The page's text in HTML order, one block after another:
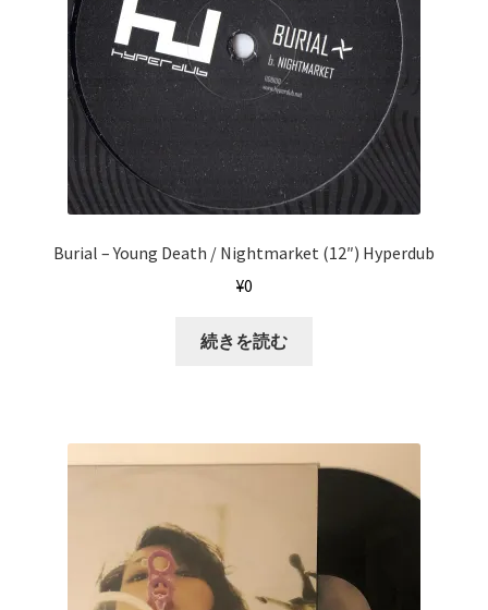
Burial ‎– Young Death / Nightmarket (12″) Hyperdub
¥0
続きを読む